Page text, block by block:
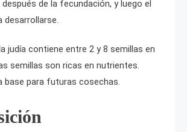
de la fecundación, y luego el
desarrollarse.
judía contiene entre 2 y 8 semillas en
semillas son ricas en nutrientes.
base para futuras cosechas.